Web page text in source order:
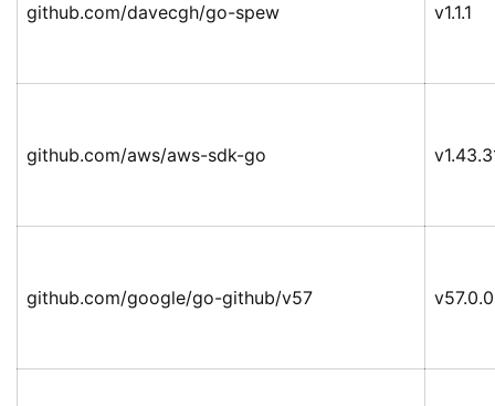
github.com/davecgh/go-spew v1.1.1
github.com/aws/aws-sdk-go
github.com/google/go-github/v57 v57.0.0